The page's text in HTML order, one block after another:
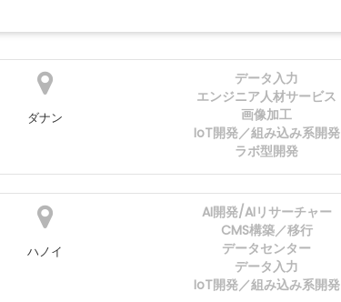
ダナン
データ入力
エンジニア人材サービス
画像加工
IoT開発／組み込み系開発
ラボ型開発
ハノイ
AI開発/AIリサーチャー
CMS構築／移行
データセンター
データ入力
IoT開発／組み込み系開発